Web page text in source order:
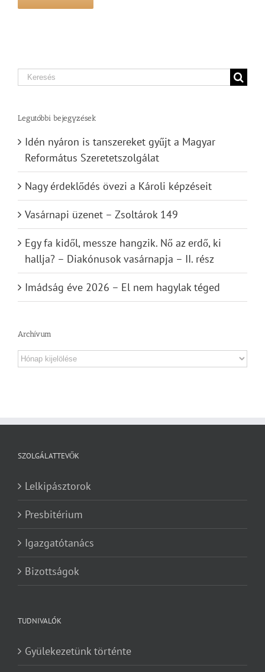
Search
Legutóbbi bejegyzések
Idén nyáron is tanszereket gyűjt a Magyar
Református Szeretetszolgálat
Nagy érdeklődés övezi a Károli képzéseit
Vasárnapi üzenet – Zsoltárok 149
Egy fa kidől, messze hangzik. Nő az erdő, ki
hallja? – Diakónusok vasárnapja – II. rész
Imádság éve 2026 – El nem hagylak téged
Archívum
Archívum
SZOLGÁLATTEVŐK
Lelkipásztorok
Presbitérium
Igazgatótanács
Bizottságok
TUDNIVALÓK
Gyülekezetünk történte